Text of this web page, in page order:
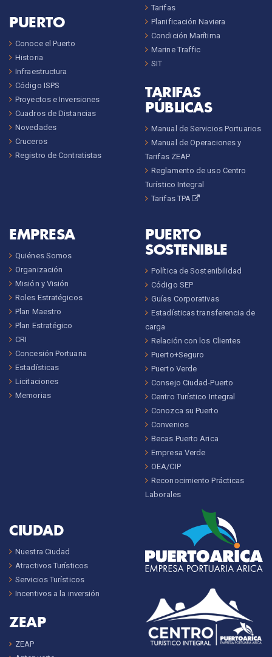
PUERTO
Conoce el Puerto
Historia
Infraestructura
Código ISPS
Proyectos e Inversiones
Cuadros de Distancias
Novedades
Cruceros
Registro de Contratistas
Tarifas
Planificación Naviera
Condición Marítima
Marine Traffic
SIT
TARIFAS
PÚBLICAS
Manual de Servicios Portuarios
Manual de Operaciones y
Tarifas ZEAP
Reglamento de uso Centro
Turístico Integral
Tarifas TPA
EMPRESA
Quiénes Somos
Organización
Misión y Visión
Roles Estratégicos
Plan Maestro
Plan Estratégico
CRI
Concesión Portuaria
Estadísticas
Licitaciones
Memorias
PUERTO
SOSTENIBLE
Política de Sostenibilidad
Código SEP
Guías Corporativas
Estadísticas transferencia de
carga
Relación con los Clientes
Puerto+Seguro
Puerto Verde
Consejo Ciudad-Puerto
Centro Turístico Integral
Conozca su Puerto
Convenios
Becas Puerto Arica
Empresa Verde
OEA/CIP
Reconocimiento Prácticas
Laborales
CIUDAD
Nuestra Ciudad
Atractivos Turísticos
Servicios Turísticos
Incentivos a la inversión
ZEAP
ZEAP